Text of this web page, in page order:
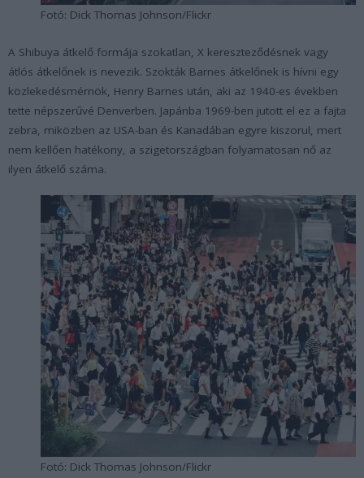
Fotó: Dick Thomas Johnson/Flickr
A Shibuya átkelő formája szokatlan, X kereszteződésnek vagy
átlós átkelőnek is nevezik. Szokták Barnes átkelőnek is hívni egy
közlekedésmérnök, Henry Barnes után, aki az 1940-es években
tette népszerűvé Denverben. Japánba 1969-ben jutott el ez a fajta
zebra, miközben az USA-ban és Kanadában egyre kiszorul, mert
nem kellően hatékony, a szigetországban folyamatosan nő az
ilyen átkelő száma.
Fotó: Dick Thomas Johnson/Flickr